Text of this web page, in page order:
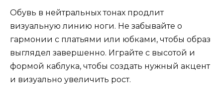
Обувь в нейтральных тонах продлит
визуальную линию ноги. Не забывайте о
гармонии с платьями или юбками, чтобы образ
выглядел завершенно. Играйте с высотой и
формой каблука, чтобы создать нужный акцент
и визуально увеличить рост.